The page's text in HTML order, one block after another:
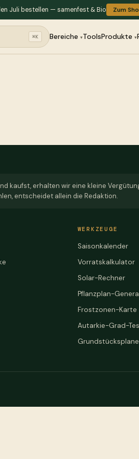
Juli bestellen — samenfest & Bio Zum
⌘K Bereiche ToolsProdukte
kaufst, erhalten wir eine kleine
entscheidet allein die Redaktion.
WERKZEUGE
Saisonkalender
Vorratskalkulator
Solar-Rechner
Pflanzplan-
Frostzonen-Karte
Autarkie-Grad-